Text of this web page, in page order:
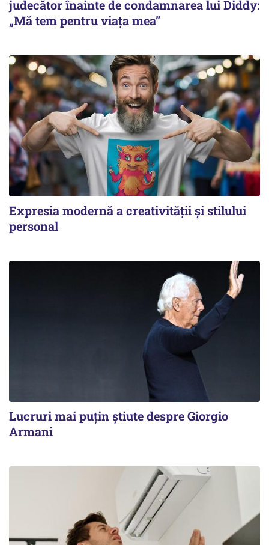
judecător înainte de condamnarea lui Diddy:
„Mă tem pentru viața mea”
Expresia modernă a creativității și stilului
personal
Lucruri mai puțin știute despre Giorgio
Armani